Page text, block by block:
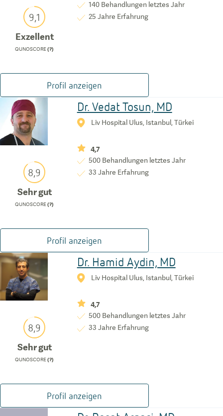
9,1
Exzellent
QUNOSCORE(?)
140 Behandlungen letztes Jahr
25 Jahre Erfahrung
Profil anzeigen
8,9
Sehr gut
QUNOSCORE(?)
Dr. Vedat Tosun, MD
Liv Hospital Ulus, Istanbul, Türkei
4,7
500 Behandlungen letztes Jahr
33 Jahre Erfahrung
Profil anzeigen
8,9
Sehr gut
QUNOSCORE(?)
Dr. Hamid Aydin, MD
Liv Hospital Ulus, Istanbul, Türkei
4,7
500 Behandlungen letztes Jahr
33 Jahre Erfahrung
Profil anzeigen